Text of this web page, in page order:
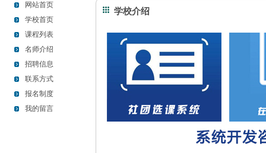
网站首页
学校首页
课程列表
名师介绍
招聘信息
联系方式
报名制度
我的留言
学校介绍